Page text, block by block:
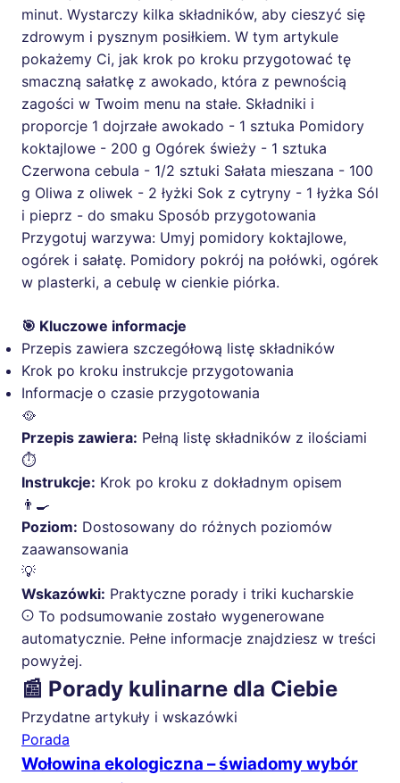
minut. Wystarczy kilka składników, aby cieszyć się
zdrowym i pysznym posiłkiem. W tym artykule
pokażemy Ci, jak krok po kroku przygotować tę
smaczną sałatkę z awokado, która z pewnością
zagości w Twoim menu na stałe. Składniki i
proporcje 1 dojrzałe awokado - 1 sztuka Pomidory
koktajlowe - 200 g Ogórek świeży - 1 sztuka
Czerwona cebula - 1/2 sztuki Sałata mieszana - 100
g Oliwa z oliwek - 2 łyżki Sok z cytryny - 1 łyżka Sól
i pieprz - do smaku Sposób przygotowania
Przygotuj warzywa: Umyj pomidory koktajlowe,
ogórek i sałatę. Pomidory pokrój na połówki, ogórek
w plasterki, a cebulę w cienkie piórka.
🎯 Kluczowe informacje
Przepis zawiera szczegółową listę składników
Krok po kroku instrukcje przygotowania
Informacje o czasie przygotowania
🥘
Przepis zawiera: Pełną listę składników z ilościami
⏱️
Instrukcje: Krok po kroku z dokładnym opisem
👨‍🍳
Poziom: Dostosowany do różnych poziomów
zaawansowania
💡
Wskazówki: Praktyczne porady i triki kucharskie
To podsumowanie zostało wygenerowane
automatycznie. Pełne informacje znajdziesz w treści
powyżej.
📰 Porady kulinarne dla Ciebie
Przydatne artykuły i wskazówki
Porada
Wołowina ekologiczna – świadomy wybór